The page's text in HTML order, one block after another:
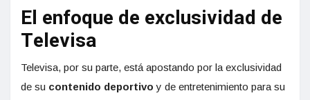
El enfoque de exclusividad de
Televisa
Televisa, por su parte, está apostando por la exclusividad
de su contenido deportivo y de entretenimiento para su